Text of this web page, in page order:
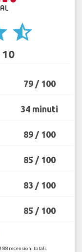
star_half
79 / 100
34 minuti
89 / 100
85 / 100
83 / 100
85 / 100
recensioni totali.